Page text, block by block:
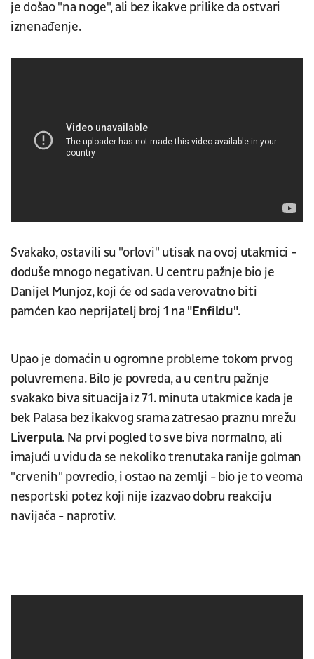
je došao "na noge", ali bez ikakve prilike da ostvari
iznenađenje.
Svakako, ostavili su "orlovi" utisak na ovoj utakmici -
doduše mnogo negativan. U centru pažnje bio je
Danijel Munjoz, koji će od sada verovatno biti
pamćen kao neprijatelj broj 1 na "Enfildu".
Upao je domaćin u ogromne probleme tokom prvog
poluvremena. Bilo je povreda, a u centru pažnje
svakako biva situacija iz 71. minuta utakmice kada je
bek Palasa bez ikakvog srama zatresao praznu mrežu
Liverpula. Na prvi pogled to sve biva normalno, ali
imajući u vidu da se nekoliko trenutaka ranije golman
"crvenih" povredio, i ostao na zemlji - bio je to veoma
nesportski potez koji nije izazvao dobru reakciju
navijača - naprotiv.